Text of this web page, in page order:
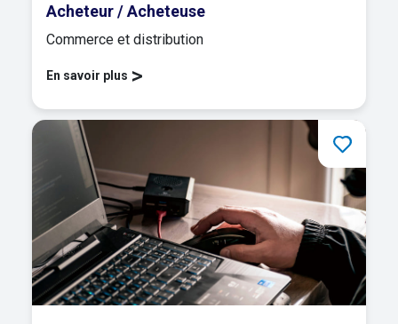
Acheteur / Acheteuse
Commerce et distribution
En savoir plus >